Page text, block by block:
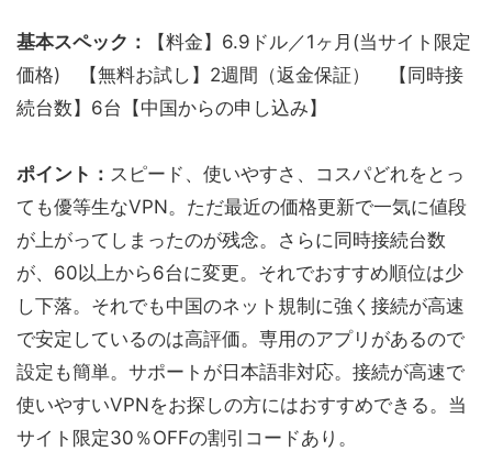
基本スペック：
【料金】6.9ドル／1ヶ月(当サイト限定
価格) 【無料お試し】2週間（返金保証） 【同時接
続台数】6台【中国からの申し込み】
ポイント： スピード、使いやすさ、コスパどれをとっ
ても優等生なVPN。ただ最近の価格更新で一気に値段
が上がってしまったのが残念。さらに同時接続台数
が、60以上から6台に変更。それでおすすめ順位は少
し下落。それでも中国のネット規制に強く接続が高速
で安定しているのは高評価。専用のアプリがあるので
設定も簡単。サポートが日本語非対応。接続が高速で
使いやすいVPNをお探しの方にはおすすめできる。当
サイト限定30％OFFの割引コードあり。